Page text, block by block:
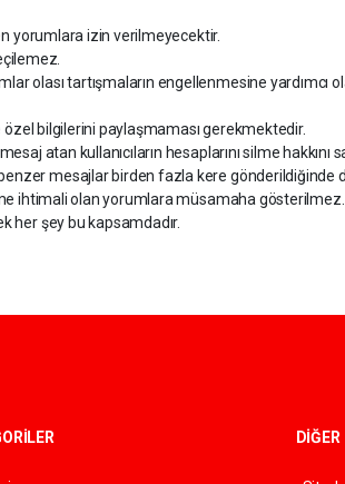
yorumlara izin verilmeyecektir.
olası tartışmaların engellenmesine yardımcı
özel bilgilerini paylaşmaması gerekmektedir.
atan kullanıcıların hesaplarını silme hakkını
mesajlar birden fazla kere gönderildiğinde
ihtimali olan yorumlara müsamaha
her şey bu kapsamdadır.
DİĞER